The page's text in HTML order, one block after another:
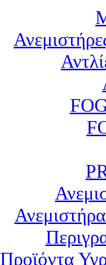
Προϊόντα